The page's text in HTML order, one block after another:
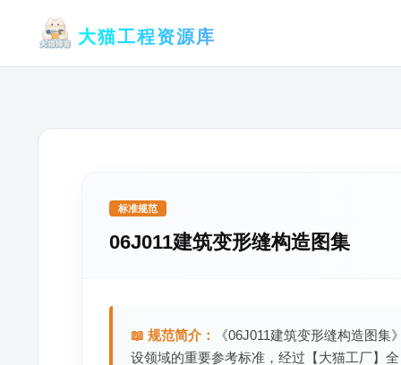
大猫工程资源库
标准规范
06J011建筑变形缝构造图集
📖 规范简介：
《06J011建筑变形缝构造图
设领域的重要参考标准，经过【大猫工厂】